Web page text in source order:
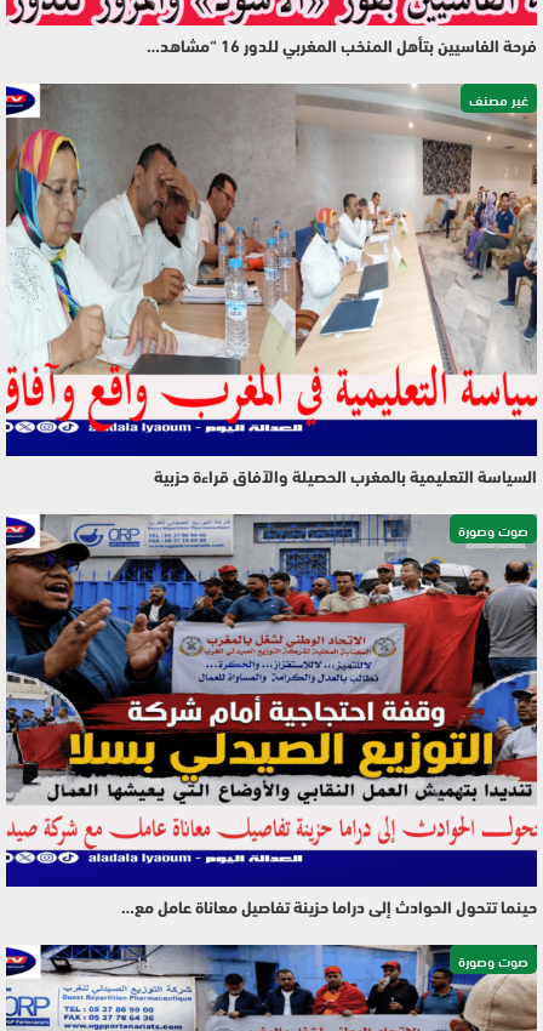
فرحة الفاسيين بتأهل المنخب المغربي للدور 16 “مشاهد…
غير مصنف
السياسة التعليمية بالمغرب الحصيلة والآفاق قراءة حزبية
صوت وصورة
حينما تتحول الحوادث إلى دراما حزينة تفاصيل معاناة عامل مع…
صوت وصورة